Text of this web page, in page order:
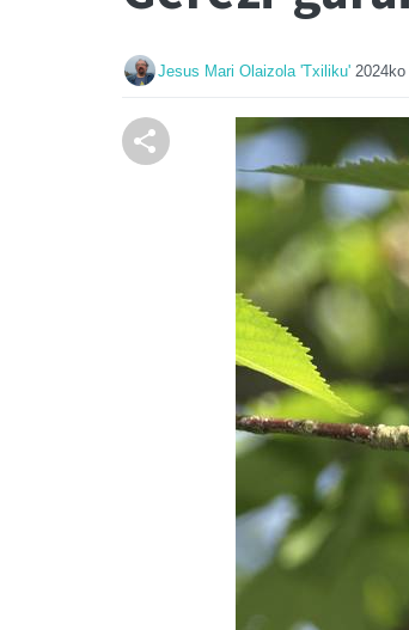
Jesus Mari Olaizola 'Txiliku'